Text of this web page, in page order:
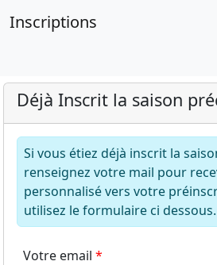
Inscriptions
Déjà Inscrit la saison
Si vous étiez déjà inscrit la
renseignez votre mail pour
personnalisé vers votre
utilisez le formulaire ci dessous.
Votre email